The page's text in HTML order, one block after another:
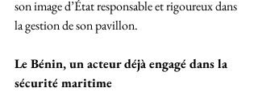
son image d’État responsable et rigoureux dans
la gestion de son pavillon.
Le Bénin, un acteur déjà engagé dans la
sécurité maritime